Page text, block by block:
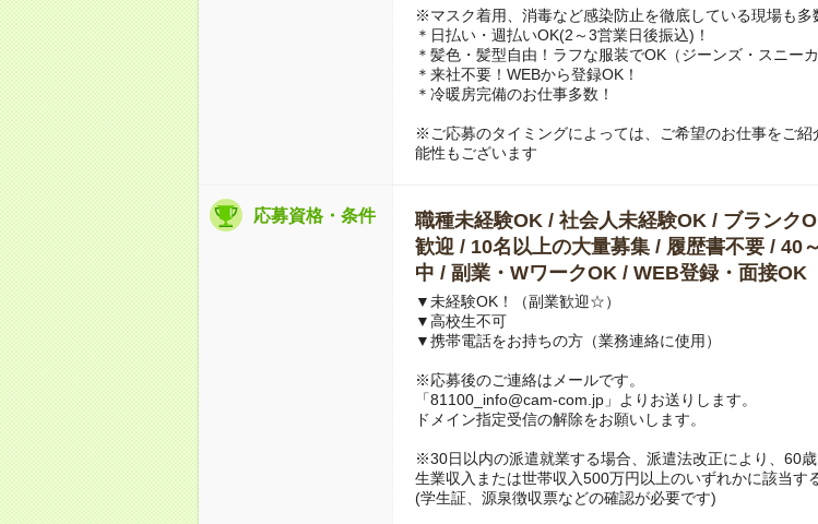
※マスク着用、消毒など感染防止を徹底している現場も多
＊日払い・週払いOK(2～3営業日後振込)！
＊髪色・髪型自由！ラフな服装でOK（ジーンズ・スニー
＊来社不要！WEBから登録OK！
＊冷暖房完備のお仕事多数！
※ご応募のタイミングによっては、ご希望のお仕事をご紹
能性もございます
応募資格・条件
職種未経験OK / 社会人未経験OK / ブランク
歓迎 / 10名以上の大量募集 / 履歴書不要 / 40
中 / 副業・WワークOK / WEB登録・面接OK
▼未経験OK！（副業歓迎☆）
▼高校生不可
▼携帯電話をお持ちの方（業務連絡に使用）
※応募後のご連絡はメールです。
「81100_info@cam-com.jp」よりお送りします。
ドメイン指定受信の解除をお願いします。
※30日以内の派遣就業する場合、派遣法改正により、60歳
生業収入または世帯収入500万円以上のいずれかに該当す
(学生証、源泉徴収票などの確認が必要です)